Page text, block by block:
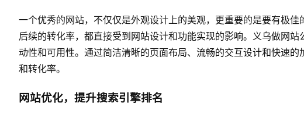
一个优秀的网站，不仅仅是外观设计上的美观，更重要的是要有极
后续的转化率，都直接受到网站设计和功能实现的影响。义乌做网
动性和可用性。通过简洁清晰的页面布局、流畅的交互设计和快速
和转化率。
网站优化，提升搜索引擎排名